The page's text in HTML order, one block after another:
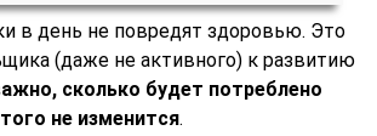
в день не повредят здоровью. Это
(даже не активного) к развитию
сколько будет потреблено
не изменится.